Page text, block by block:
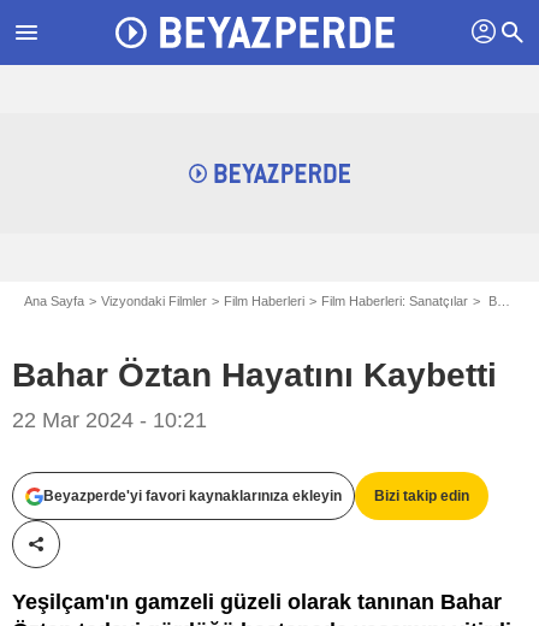
menu profil search
Ana Sayfa Vizyondaki Filmler Film Haberleri Film Haberleri: Sanatçılar Bahar Öztan Hayatını Kaybetti
Bahar Öztan Hayatını Kaybetti
22 Mar 2024 - 10:21
Beyazperde'yi favori kaynaklarınıza ekleyin Bizi takip edin
Paylaş!
Yeşilçam'ın gamzeli güzeli olarak tanınan Bahar
.